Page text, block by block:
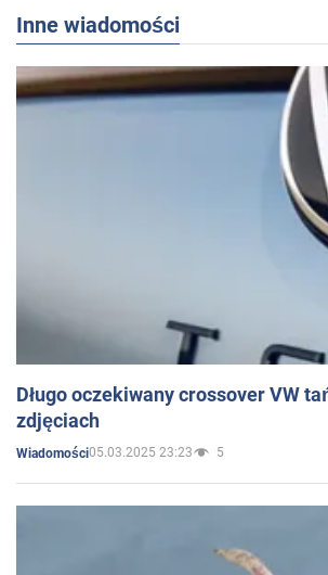
Inne wiadomości
Długo oczekiwany crossover VW
zdjęciach
Wiadomości05.03.2025 23:23 5